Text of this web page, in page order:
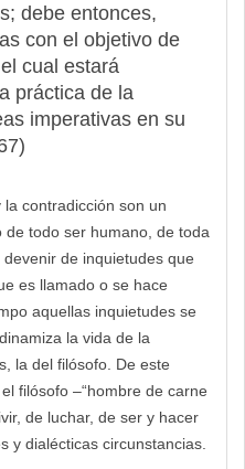
debe entonces,
con el objetivo de
cual estará
práctica de la
imperativas en su
contradicción son un
todo ser humano, de toda
de inquietudes que
es llamado o se hace
aquellas inquietudes se
la vida de la
la del filósofo. De este
filósofo –“hombre de carne
de luchar, de ser y hacer
y dialécticas circunstancias.